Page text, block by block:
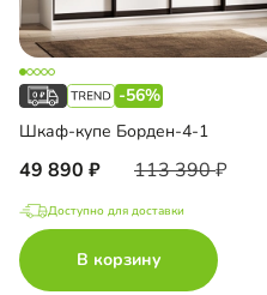
-56%
Шкаф-купе Борден-4-1
49 890 113 390
Доступно для доставки
В корзину